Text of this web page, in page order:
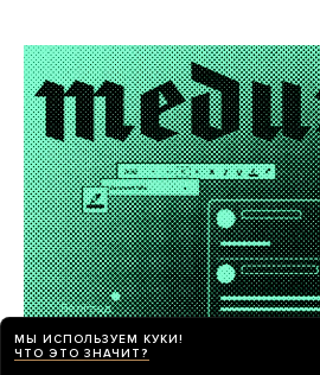
МЫ ИСПОЛЬЗУЕМ КУКИ!
ЧТО ЭТО ЗНАЧИТ?